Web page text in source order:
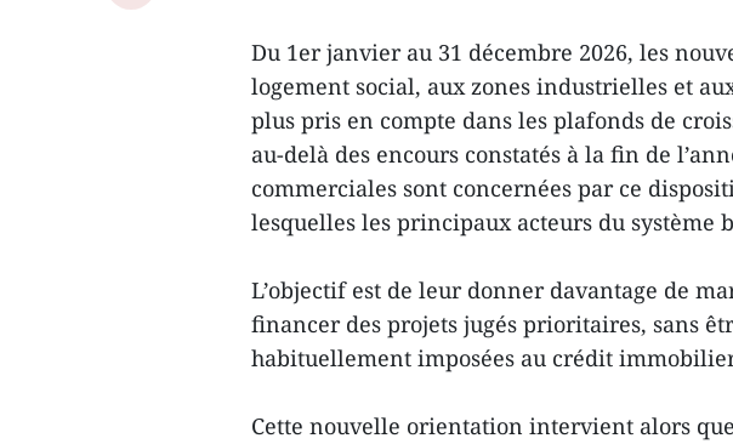
Du 1er janvier au 31 décembre 2026, les
logement social, aux zones industrielles et
plus pris en compte dans les plafonds de
au-delà des encours constatés à la fin de
commerciales sont concernées par ce
lesquelles les principaux acteurs du système
L’objectif est de leur donner davantage de
financer des projets jugés prioritaires, sans
habituellement imposées au crédit
Cette nouvelle orientation intervient alors